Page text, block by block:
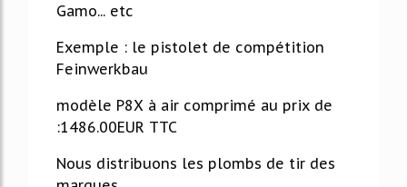
Gamo... etc
Exemple : le pistolet de compétition
Feinwerkbau
modèle P8X à air comprimé au prix de
:1486.00EUR TTC
Nous distribuons les plombs de tir des